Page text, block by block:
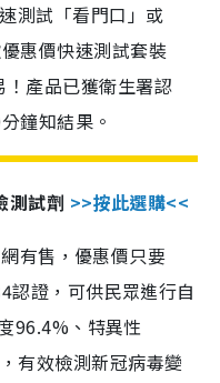
測試「看門口」或
惠價快速測試套裝
產品已獲衛生署認
鐘知結果。
測試劑 >>按此選購<<
有售，優惠價只要
認證，可供民眾進行自
96.4%、特異性
有效檢測新冠病毒變